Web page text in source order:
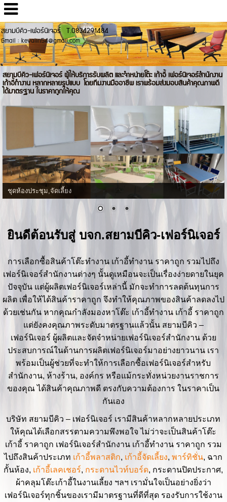
สยามบีคิว-เฟอร์นิเจอร์ T.0834291484
Gmail : kevalin54@gmail.com
สยามบีคิว-เฟอร์นิเจอร์ ผู้ให้บริการรับผลิต และจำหน่ายโต๊ะ เก้าอี้ เฟอร์นิเจอร์สำนักงาน
เก้าอี้ทำงาน หลากหลายรูปแบบ โดยทีมงานมืออาชีพ เราพร้อมส่งมอบสินค้าคุณภาพดี
ได้มาตรฐาน ในราคาถูกให้คุณ
ชุดห้องประชุม,จัดเลี้ยง
ยินดีต้อนรับสู่ บจก.สยามบีคิว-เฟอร์นิเจอร์
การเลือกซื้อสินค้าโต๊ะทำงาน เก้าอี้ทำงาน ราคาถูก รวมไปถึง
เฟอร์นิเจอร์สำนักงานต่างๆ นั้นดูเหมือนจะเป็นเรื่องง่ายดายในยุค
ปัจจุบัน แต่ผู้ผลิตเฟอร์นิเจอร์เหล่านี้ มักจะทำการลดต้นทุนการ
ผลิต เพื่อให้ได้สินค้าราคาถูก จึงทำให้คุณภาพของสินค้าลดลงไป
ด้วยเช่นกัน หากคุณกำลังมองหาโต๊ะ เก้าอี้ทำงาน เก้าอี้ ราคาถูก
แต่ยังคงคุณภาพระดับมาตรฐานแล้วนั้น สยามบีคิว –
เฟอร์นิเจอร์ ผู้ผลิตและจัดจำหน่ายเฟอร์นิเจอร์สำนักงาน ด้วย
ประสบการณ์ในด้านการผลิตเฟอร์นิเจอร์มาอย่างยาวนาน เรา
พร้อมเป็นผู้ช่วยที่จะทำให้การเลือกซื้อเฟอร์นิเจอร์สำหรับ
สำนักงาน, ห้างร้าน, องค์กร หรือแม้กระทั่งหน่วยงานราชการ
ของคุณ ได้สินค้าคุณภาพดี ตรงกับความต้องการ ในราคาเป็น
กันเอง
บริษัท สยามบีคิว – เฟอร์นิเจอร์ เรามีสินค้าหลากหลายประเภท
ให้คุณได้เลือกสรรตามความพึงพอใจ ไม่ว่าจะเป็นสินค้าโต๊ะ
เก้าอี้ ราคาถูก เฟอร์นิเจอร์สำนักงาน เก้าอี้ทำงาน ราคาถูก รวม
ไปถึงสินค้าประเภท เก้าอี้พลาสติก, เก้าอี้จัดเลี้ยง,พาร์ทิชั่น, ฉาก
กั้นห้อง, เก้าอี้เลคเชอร์, กระดานไวท์บอร์ด, กระดานปิดประกาศ,
ผ้าคลุมโต๊ะเก้าอี้ในงานเลี้ยง ฯลฯ เรามั่นใจเป็นอย่างยิ่งว่า
เฟอร์นิเจอร์ทุกชิ้นของเรามีมาตรฐานที่ดีที่สุด รองรับการใช้งาน